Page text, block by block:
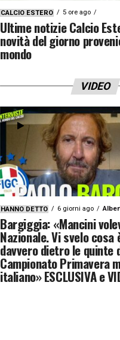
CALCIO ESTERO 5 ore ago
Ultime notizie Calcio
novità del giorno
mondo
VIDEO
HANNO DETTO 6 giorni ago
Bargiggia: «Mancini
Nazionale. Vi svelo cosa
davvero dietro le quinte
Campionato Primavera
italiano» ESCLUSIVA e